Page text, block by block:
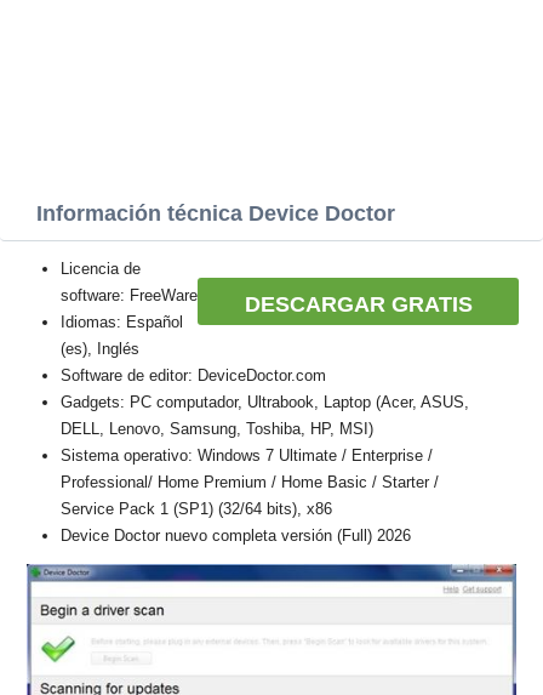
Información técnica Device Doctor
DESCARGAR GRATIS
Licencia de
software: FreeWare
Idiomas: Español
(es), Inglés
Software de editor: DeviceDoctor.com
Gadgets: PC computador, Ultrabook, Laptop (Acer, ASUS,
DELL, Lenovo, Samsung, Toshiba, HP, MSI)
Sistema operativo: Windows 7 Ultimate / Enterprise /
Professional/ Home Premium / Home Basic / Starter /
Service Pack 1 (SP1) (32/64 bits), x86
Device Doctor nuevo completa versión (Full) 2026